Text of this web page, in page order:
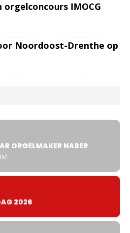
IMOCG
Noordoost-Drenthe op
ORGELMAKER NABER
2026